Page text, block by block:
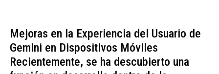
Mejoras en la Experiencia del Usuario de
Gemini en Dispositivos Móviles
Recientemente, se ha descubierto una